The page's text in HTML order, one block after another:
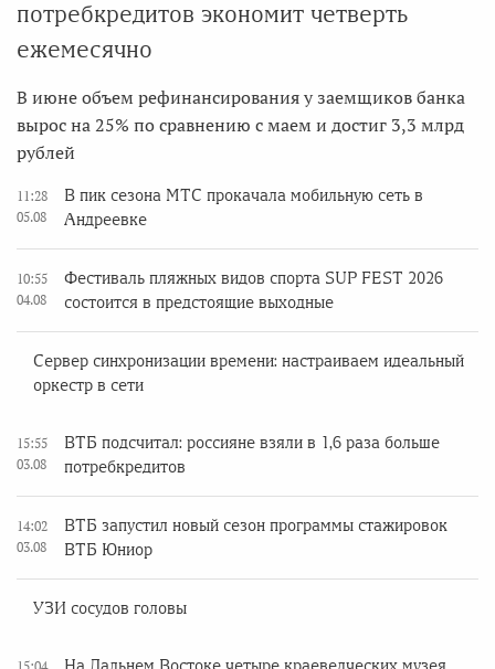
потребкредитов экономит четверть
ежемесячно
В июне объем рефинансирования у заемщиков банка
вырос на 25% по сравнению с маем и достиг 3,3 млрд
рублей
11:28
05.08
В пик сезона МТС прокачала мобильную сеть в
Андреевке
10:55
04.08
Фестиваль пляжных видов спорта SUP FEST 2026
состоится в предстоящие выходные
Сервер синхронизации времени: настраиваем идеальный
оркестр в сети
15:55
03.08
ВТБ подсчитал: россияне взяли в 1,6 раза больше
потребкредитов
14:02
03.08
ВТБ запустил новый сезон программы стажировок
ВТБ Юниор
УЗИ сосудов головы